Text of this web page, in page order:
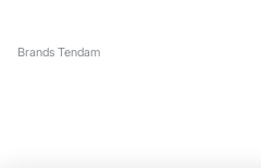
Brands Tendam